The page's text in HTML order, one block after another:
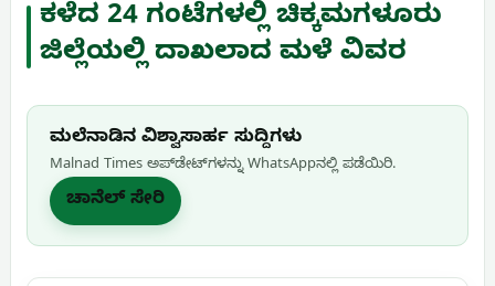
ಕಳೆದ 24 ಗಂಟೆಗಳಲ್ಲಿ ಚಿಕ್ಕಮಗಳೂರು
ಜಿಲ್ಲೆಯಲ್ಲಿ ದಾಖಲಾದ ಮಳೆ ವಿವರ
ಮಲೆನಾಡಿನ ವಿಶ್ವಾಸಾರ್ಹ ಸುದ್ದಿಗಳು
Malnad Times ಅಪ್‌ಡೇಟ್‌ಗಳನ್ನು WhatsApp‌ನಲ್ಲಿ ಪಡೆಯಿರಿ.
ಚಾನೆಲ್ ಸೇರಿ